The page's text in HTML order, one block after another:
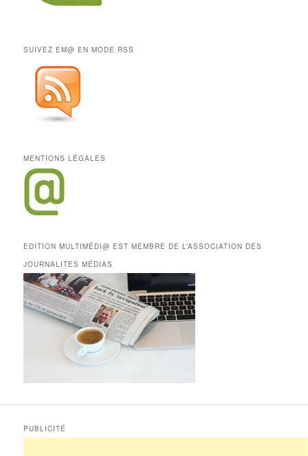
SUIVEZ EM@ EN MODE RSS
MENTIONS LÉGALES
EDITION MULTIMÉDI@ EST MEMBRE DE L’ASSOCIATION DES
JOURNALITES MÉDIAS
PUBLICITÉ